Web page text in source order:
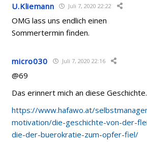
U.Kliemann Juli 7, 2020 22:22
OMG lass uns endlich einen
Sommertermin finden.
micro030 Juli 7, 2020 22:16
@69
Das erinnert mich an diese Geschichte.
https://www.hafawo.at/
motivation/die-geschichte-von-der-
die-der-buerokratie-zum-opfer-fiel/